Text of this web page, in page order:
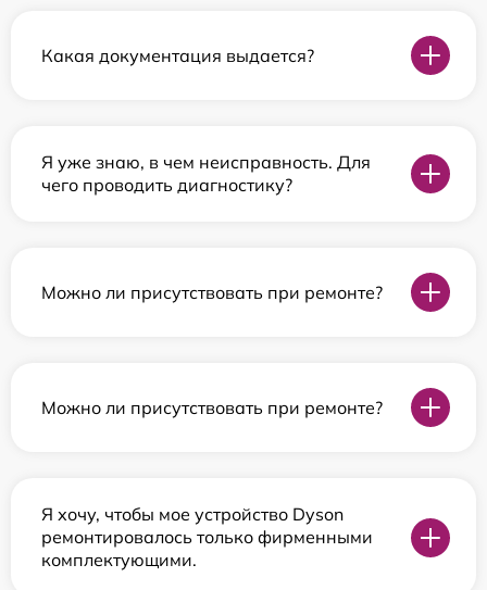
Какая документация выдается?
Я уже знаю, в чем неисправность. Для
чего проводить диагностику?
Можно ли присутствовать при ремонте?
Можно ли присутствовать при ремонте?
Я хочу, чтобы мое устройство Dyson
ремонтировалось только фирменными
комплектующими.